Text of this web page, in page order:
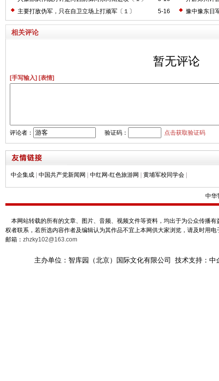
5-16
主要打敌伪军，只在自卫立场上打顽军〔１〕 豫中豫东日
相关评论
暂无评论
[手写输入] [表情]
评论者： 验证码： 点击获取验证码
中企集成 中国共产党新闻网 中红网-红色旅游网 黄埔军校同学会
中华
本网站转载的所有的文章、图片、音频、视频文件等资料，均出于为公众传播
权者联系，若所选内容作者及编辑认为其作品不宜上本网供大家浏览，请及时用
邮箱： zhzky102@163.com
主办单位：智库园（北京）国际文化有限公司 技术支持：